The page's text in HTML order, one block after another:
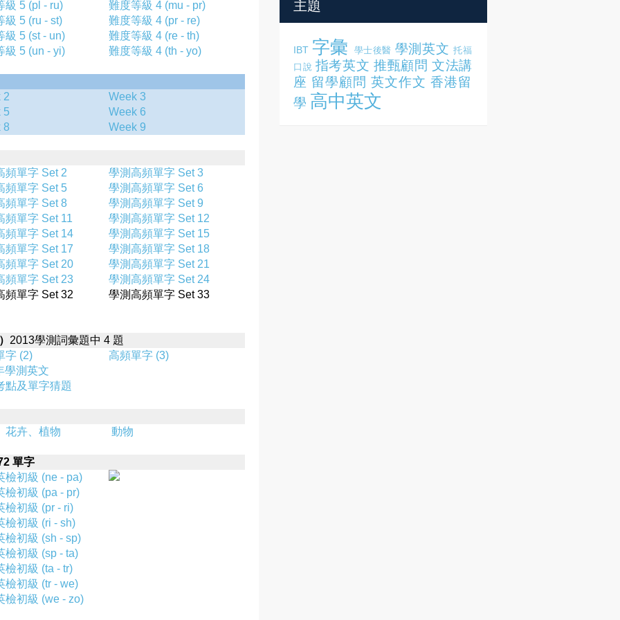
級 5 (pl - ru)
難度等級 4 (mu - pr)
級 5 (ru - st)
難度等級 4 (pr - re)
級 5 (st - un)
難度等級 4 (re - th)
級 5 (un - yi)
難度等級 4 (th - yo)
2
Week 3
5
Week 6
8
Week 9
頻單字 Set 2
學測高頻單字 Set 3
頻單字 Set 5
學測高頻單字 Set 6
頻單字 Set 8
學測高頻單字 Set 9
頻單字 Set 11
學測高頻單字 Set 12
頻單字 Set 14
學測高頻單字 Set 15
頻單字 Set 17
學測高頻單字 Set 18
頻單字 Set 20
學測高頻單字 Set 21
頻單字 Set 23
學測高頻單字 Set 24
頻單字 Set 32
學測高頻單字 Set 33
2013學測詞彙題中 4 題
字 (2)
高頻單字 (3)
學測英文
點及單字猜題
花卉、植物 動物
單字
檢初級 (ne - pa)
檢初級 (pa - pr)
檢初級 (pr - ri)
檢初級 (ri - sh)
檢初級 (sh - sp)
檢初級 (sp - ta)
檢初級 (ta - tr)
檢初級 (tr - we)
檢初級 (we - zo)
IBT 字彙 學士後醫 學測英文 托福
口說 指考英文 推甄顧問 文法講
座 留學顧問 英文作文 香港留
學 高中英文